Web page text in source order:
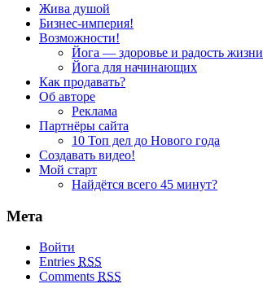
Жива душой
Бизнес-империя!
Возможности!
Йога — здоровье и радость жизни
Йога для начинающих
Как продавать?
Об авторе
Реклама
Партнёры сайта
10 Топ дел до Нового года
Создавать видео!
Мой старт
Найдётся всего 45 минут?
Мета
Войти
Entries RSS
Comments RSS